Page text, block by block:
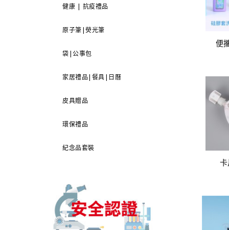
健康 | 抗疫禮品
原子筆|熒光筆
袋|公事包
家居禮品|餐具|日曆
皮具贈品
環保禮品
紀念品套裝
便